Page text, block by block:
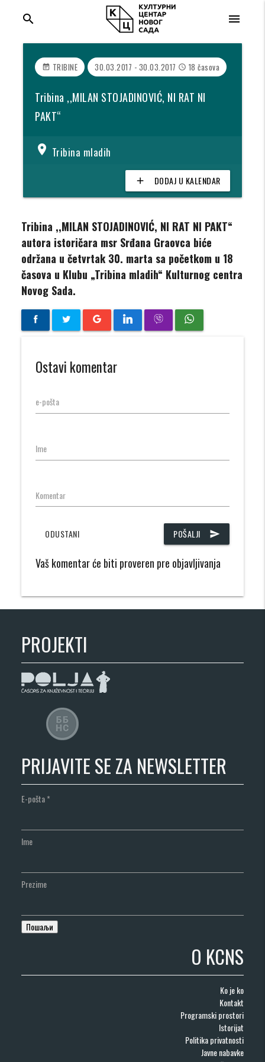
menu
search
event_note TRIBINE 30.03.2017 - 30.03.2017 access_time 18 časova
Tribina ,,MILAN STOJADINOVIĆ, NI RAT NI
PAKT“
location_on Tribina mladih
add DODAJ U KALENDAR
Tribina ,,MILAN STOJADINOVIĆ, NI RAT NI PAKT“
autora istoričara msr Srđana Graovca biće
održana u četvrtak 30. marta sa početkom u 18
časova u Klubu „Tribina mladih“ Kulturnog centra
Novog Sada.
Ostavi komentar
e-pošta
Ime
Komentar
POŠALJI send
ODUSTANI
Vaš komentar će biti proveren pre objavljivanja
PROJEKTI
PRIJAVITE SE ZA NEWSLETTER
E-pošta*
Ime
Prezime
O KCNS
Ko je ko
Kontakt
Programski prostori
Istorijat
Politika privatnosti
Javne nabavke